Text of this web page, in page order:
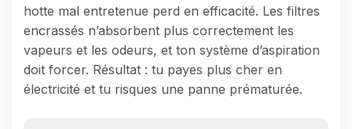
hotte mal entretenue perd en efficacité. Les filtres
encrassés n’absorbent plus correctement les
vapeurs et les odeurs, et ton système d’aspiration
doit forcer. Résultat : tu payes plus cher en
électricité et tu risques une panne prématurée.